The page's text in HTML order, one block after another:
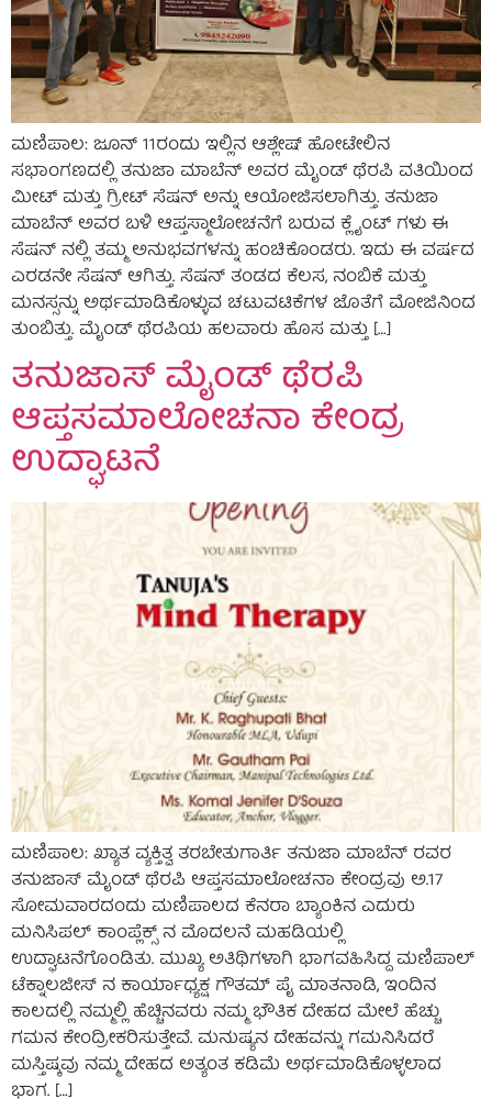
ಮಣಿಪಾಲ: ಜೂನ್ 11ರಂದು ಇಲ್ಲಿನ ಆಶ್ಲೇಷ್ ಹೋಟೇಲಿನ
ಸಭಾಂಗಣದಲ್ಲಿ ತನುಜಾ ಮಾಬೆನ್ ಅವರ ಮೈಂಡ್ ಥೆರಪಿ ವತಿಯಿಂದ
ಮೀಟ್ ಮತ್ತು ಗ್ರೀಟ್ ಸೆಷನ್ ಅನ್ನು ಆಯೋಜಿಸಲಾಗಿತ್ತು. ತನುಜಾ
ಮಾಬೆನ್ ಅವರ ಬಳಿ ಆಪ್ತಸ್ಮಾಲೋಚನೆಗೆ ಬರುವ ಕ್ಲೈಂಟ್ ಗಳು ಈ
ಸೆಷನ್ ನಲ್ಲಿ ತಮ್ಮ ಅನುಭವಗಳನ್ನು ಹಂಚಿಕೊಂಡರು. ಇದು ಈ ವರ್ಷದ
ಎರಡನೇ ಸೆಷನ್ ಆಗಿತ್ತು. ಸೆಷನ್ ತಂಡದ ಕೆಲಸ, ನಂಬಿಕೆ ಮತ್ತು
ಮನಸ್ಸನ್ನು ಅರ್ಥಮಾಡಿಕೊಳ್ಳುವ ಚಟುವಟಿಕೆಗಳ ಜೊತೆಗೆ ಮೋಜಿನಿಂದ
ತುಂಬಿತ್ತು. ಮೈಂಡ್ ಥೆರಪಿಯ ಹಲವಾರು ಹೊಸ ಮತ್ತು […]
ತನುಜಾಸ್ ಮೈಂಡ್ ಥೆರಪಿ
ಆಪ್ತಸಮಾಲೋಚನಾ ಕೇಂದ್ರ
ಉದ್ಘಾಟನೆ
ಮಣಿಪಾಲ: ಖ್ಯಾತ ವ್ಯಕ್ತಿತ್ವ ತರಬೇತುಗಾರ್ತಿ ತನುಜಾ ಮಾಬೆನ್ ರವರ
ತನುಜಾಸ್ ಮೈಂಡ್ ಥೆರಪಿ ಆಪ್ತಸಮಾಲೋಚನಾ ಕೇಂದ್ರವು ಅ.17
ಸೋಮವಾರದಂದು ಮಣಿಪಾಲದ ಕೆನರಾ ಬ್ಯಾಂಕಿನ ಎದುರು
ಮನಿಸಿಪಲ್ ಕಾಂಪ್ಲೆಕ್ಸ್ ನ ಮೊದಲನೆ ಮಹಡಿಯಲ್ಲಿ
ಉದ್ಘಾಟನೆಗೊಂಡಿತು. ಮುಖ್ಯ ಅತಿಥಿಗಳಾಗಿ ಭಾಗವಹಿಸಿದ್ದ ಮಣಿಪಾಲ್
ಟೆಕ್ನಾಲಜೀಸ್ ನ ಕಾರ್ಯಾಧ್ಯಕ್ಷ ಗೌತಮ್ ಪೈ ಮಾತನಾಡಿ, ಇಂದಿನ
ಕಾಲದಲ್ಲಿ ನಮ್ಮಲ್ಲಿ ಹೆಚ್ಚಿನವರು ನಮ್ಮ ಭೌತಿಕ ದೇಹದ ಮೇಲೆ ಹೆಚ್ಚು
ಗಮನ ಕೇಂದ್ರೀಕರಿಸುತ್ತೇವೆ. ಮನುಷ್ಯನ ದೇಹವನ್ನು ಗಮನಿಸಿದರೆ
ಮಸ್ತಿಷ್ಕವು ನಮ್ಮ ದೇಹದ ಅತ್ಯಂತ ಕಡಿಮೆ ಅರ್ಥಮಾಡಿಕೊಳ್ಳಲಾದ
ಭಾಗ. […]